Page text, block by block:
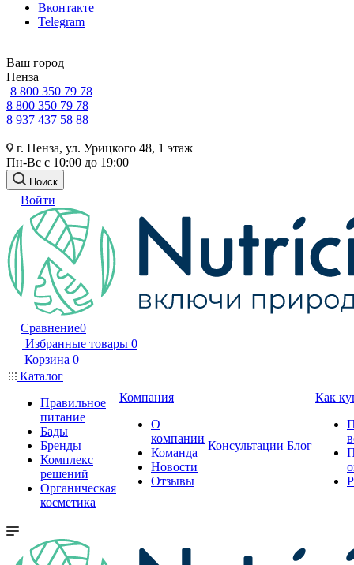
Вконтакте
Telegram
Ваш город
Пенза
8 800 350 79 78
8 800 350 79 78
8 937 437 58 88
г. Пенза, ул. Урицкого 48, 1 этаж
Пн-Вс с 10:00 до 19:00
Поиск
Войти
Сравнение0
Избранные товары 0
Корзина 0
Каталог
Правильное
питание
Бады
Бренды
Комплекс
решений
Органическая
косметика
Компания
О
компании
Команда
Новости
Отзывы
Консультации Блог
Как